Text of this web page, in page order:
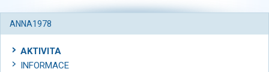
ANNA1978
AKTIVITA
INFORMACE